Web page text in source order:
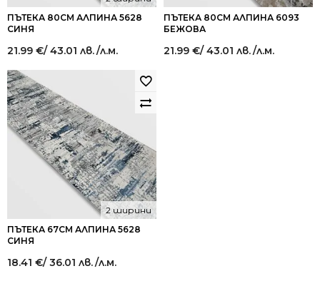
ПЪТЕКА 80СМ АЛПИНА 5628
СИНЯ
21.99 €/ 43.01 лв./л.м.
ПЪТЕКА 80СМ АЛПИНА 6093
БЕЖОВА
21.99 €/ 43.01 лв./л.м.
ПЪТЕКА 67СМ АЛПИНА 5628
СИНЯ
2 ширини
18.41 €/ 36.01 лв./л.м.